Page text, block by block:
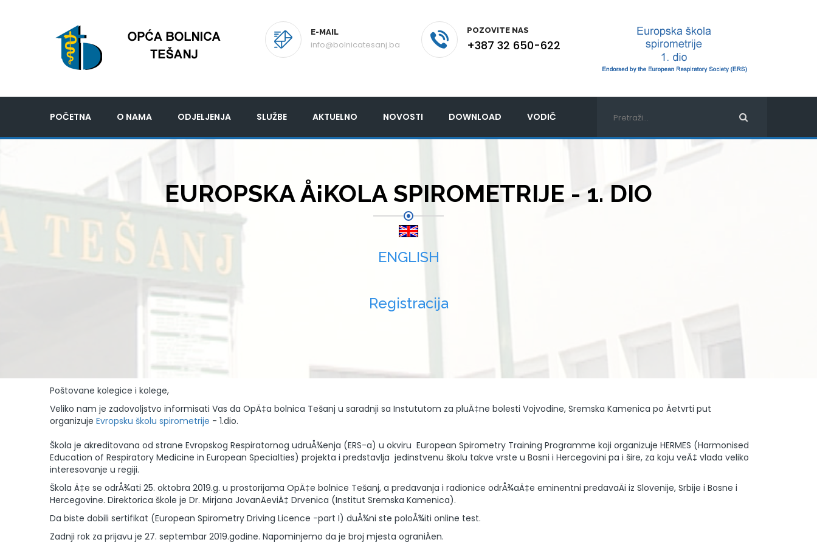
E-MAIL
info@bolnicatesanj.ba
POZOVITE NAS
+387 32 650-622
POČETNA O NAMA ODJELJENJA SLUŽBE AKTUELNO NOVOSTI DOWNLOAD VODIČ
EUROPSKA Å¡KOLA SPIROMETRIJE - 1. DIO
ENGLISH
Registracija
Poštovane kolegice i kolege,
Veliko nam je zadovoljstvo informisati Vas da OpÄ‡a bolnica Tešanj u saradnji sa Instututom za pluÄ‡ne bolesti Vojvodine, Sremska Kamenica po Äetvrti put
organizuje Evropsku školu spirometrije - 1.dio.
Škola je akreditovana od strane Evropskog Respiratornog udruÅ¾enja (ERS-a) u okviru European Spirometry Training Programme koji organizuje HERMES (Harmonised
Education of Respiratory Medicine in European Specialties) projekta i predstavlja jedinstvenu školu takve vrste u Bosni i Hercegovini pa i šire, za koju veÄ‡ vlada veliko
interesovanje u regiji.
Škola Ä‡e se odrÅ¾ati 25. oktobra 2019.g. u prostorijama OpÄ‡e bolnice Tešanj, a predavanja i radionice odrÅ¾aÄ‡e eminentni predavaÄi iz Slovenije, Srbije i Bosne i
Hercegovine. Direktorica škole je Dr. Mirjana JovanÄeviÄ‡ Drvenica (Institut Sremska Kamenica).
Da biste dobili sertifikat (European Spirometry Driving Licence -part I) duÅ¾ni ste poloÅ¾iti online test.
Zadnji rok za prijavu je 27. septembar 2019.godine. Napominjemo da je broj mjesta ograniÄen.